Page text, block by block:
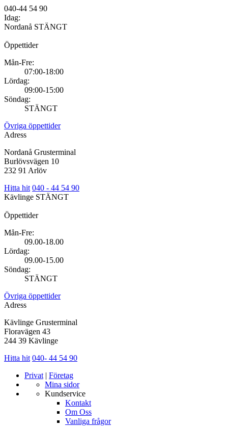
040-44 54 90
Idag:
Nordanå STÄNGT
Öppettider
Mån-Fre:
07:00-18:00
Lördag:
09:00-15:00
Söndag:
STÄNGT
Övriga öppettider
Adress
Nordanå Grusterminal
Burlövsvägen 10
232 91 Arlöv
Hitta hit 040 - 44 54 90
Kävlinge STÄNGT
Öppettider
Mån-Fre:
09.00-18.00
Lördag:
09.00-15.00
Söndag:
STÄNGT
Övriga öppettider
Adress
Kävlinge Grusterminal
Floravägen 43
244 39 Kävlinge
Hitta hit 040- 44 54 90
Privat | Företag
Mina sidor
Kundservice
Kontakt
Om Oss
Vanliga frågor